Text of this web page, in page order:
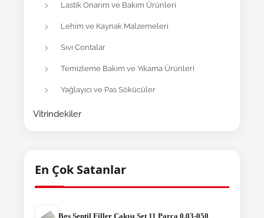
Lastik Onarım ve Bakım Ürünleri
Lehim ve Kaynak Malzemeleri
Sıvı Contalar
Temizleme Bakım ve Yıkama Ürünleri
Yağlayıcı ve Pas Sökücüler
Vitrindekiler
En Çok Satanlar
Bgs Sentil Filler Çakısı Set 11 Parça 0,03-050